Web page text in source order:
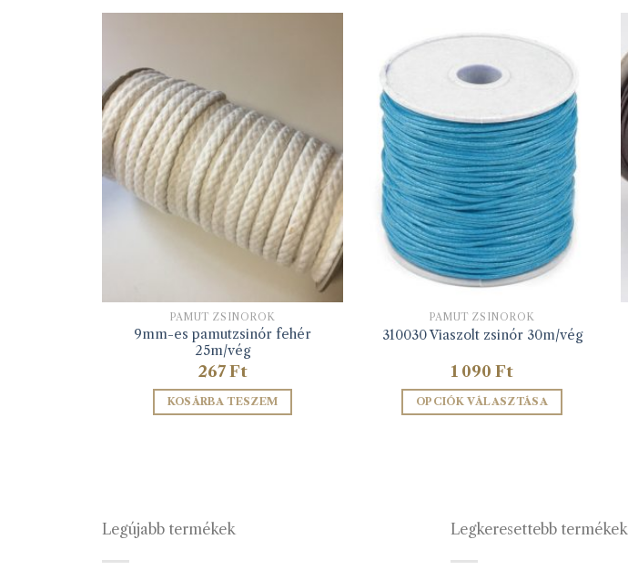
PAMUT ZSINÓROK
9mm-es pamutzsinór fehér
25m/vég
267Ft
KOSÁRBA TESZEM
PAMUT ZSINÓROK
310030 Viaszolt zsinór 30m/vég
1 090 Ft
OPCIÓK VÁLASZTÁSA
van.
Legújabb termékek Legkeresettebb termékek